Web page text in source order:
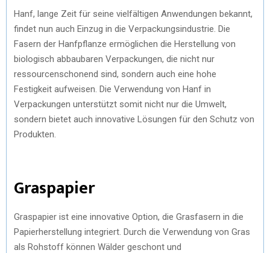
Hanf, lange Zeit für seine vielfältigen Anwendungen bekannt,
findet nun auch Einzug in die Verpackungsindustrie. Die
Fasern der Hanfpflanze ermöglichen die Herstellung von
biologisch abbaubaren Verpackungen, die nicht nur
ressourcenschonend sind, sondern auch eine hohe
Festigkeit aufweisen. Die Verwendung von Hanf in
Verpackungen unterstützt somit nicht nur die Umwelt,
sondern bietet auch innovative Lösungen für den Schutz von
Produkten.
Graspapier
Graspapier ist eine innovative Option, die Grasfasern in die
Papierherstellung integriert. Durch die Verwendung von Gras
als Rohstoff können Wälder geschont und